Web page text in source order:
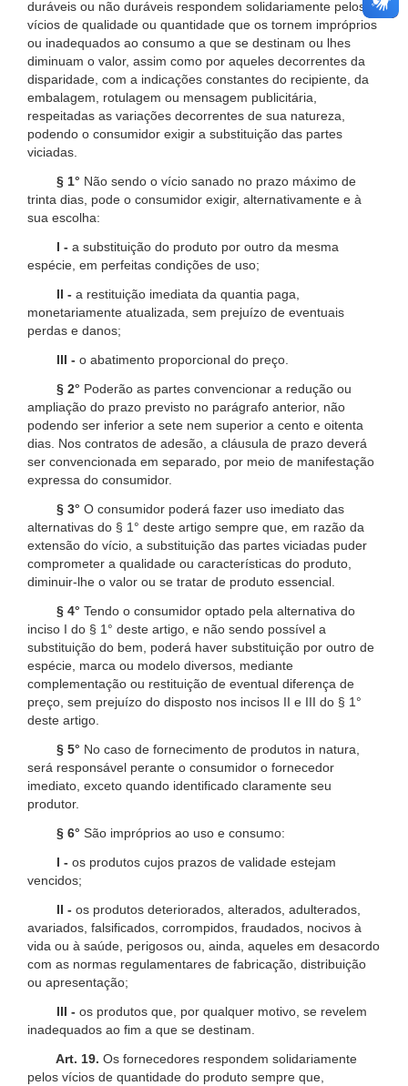
duráveis ou não duráveis respondem solidariamente pelos
vícios de qualidade ou quantidade que os tornem impróprios
ou inadequados ao consumo a que se destinam ou lhes
diminuam o valor, assim como por aqueles decorrentes da
disparidade, com a indicações constantes do recipiente, da
embalagem, rotulagem ou mensagem publicitária,
respeitadas as variações decorrentes de sua natureza,
podendo o consumidor exigir a substituição das partes
viciadas.
§ 1° Não sendo o vício sanado no prazo máximo de
trinta dias, pode o consumidor exigir, alternativamente e à
sua escolha:
I - a substituição do produto por outro da mesma
espécie, em perfeitas condições de uso;
II - a restituição imediata da quantia paga,
monetariamente atualizada, sem prejuízo de eventuais
perdas e danos;
III - o abatimento proporcional do preço.
§ 2° Poderão as partes convencionar a redução ou
ampliação do prazo previsto no parágrafo anterior, não
podendo ser inferior a sete nem superior a cento e oitenta
dias. Nos contratos de adesão, a cláusula de prazo deverá
ser convencionada em separado, por meio de manifestação
expressa do consumidor.
§ 3° O consumidor poderá fazer uso imediato das
alternativas do § 1° deste artigo sempre que, em razão da
extensão do vício, a substituição das partes viciadas puder
comprometer a qualidade ou características do produto,
diminuir-lhe o valor ou se tratar de produto essencial.
§ 4° Tendo o consumidor optado pela alternativa do
inciso I do § 1° deste artigo, e não sendo possível a
substituição do bem, poderá haver substituição por outro de
espécie, marca ou modelo diversos, mediante
complementação ou restituição de eventual diferença de
preço, sem prejuízo do disposto nos incisos II e III do § 1°
deste artigo.
§ 5° No caso de fornecimento de produtos in natura,
será responsável perante o consumidor o fornecedor
imediato, exceto quando identificado claramente seu
produtor.
§ 6° São impróprios ao uso e consumo:
I - os produtos cujos prazos de validade estejam
vencidos;
II - os produtos deteriorados, alterados, adulterados,
avariados, falsificados, corrompidos, fraudados, nocivos à
vida ou à saúde, perigosos ou, ainda, aqueles em desacordo
com as normas regulamentares de fabricação, distribuição
ou apresentação;
III - os produtos que, por qualquer motivo, se revelem
inadequados ao fim a que se destinam.
Art. 19. Os fornecedores respondem solidariamente
pelos vícios de quantidade do produto sempre que,